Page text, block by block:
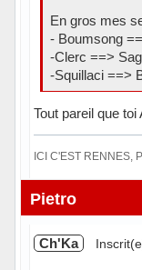
En gros mes
- Boumsong
-Clerc ==>
-Squillaci ==>
Tout pareil que toi
ICI C'EST RENNES,
Hors ligne
Pietro
Ch'Ka